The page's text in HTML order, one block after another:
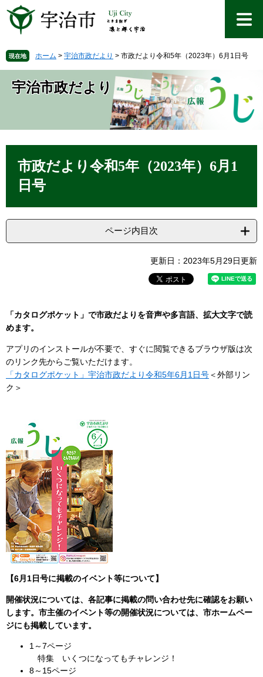
先を
文
現在地 ホーム > 宇治市政だより > 市政だより令和5年（2023年）6月1日号
宇治市政だより
市政だより令和5年（2023年）6月1
日号
ページ内目次
更新日：2023年5月29日更新
「カタログポケット」で市政だよりを音声や多言語、拡大文字で読
めます。
アプリのインストールが不要で、すぐに閲覧できるブラウザ版は次
のリンク先からご覧いただけます。
「カタログポケット」宇治市政だより令和5年6月1日号＜外部リン
ク＞
【6月1日号に掲載のイベント等について】
開催状況については、各記事に掲載の問い合わせ先に確認をお願い
します。市主催のイベント等の開催状況については、市ホームペー
ジにも掲載しています。
1～7ページ
特集 いくつになってもチャレンジ！
8～15ページ